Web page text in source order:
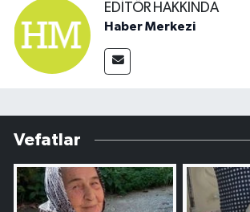
EDITÖR HAKKINDA
Haber Merkezi
Vefatlar